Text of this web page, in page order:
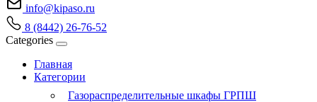
info@kipaso.ru
8 (8442) 26-76-52
Categories
Главная
Категории
Газораспределительные шкафы ГРПШ